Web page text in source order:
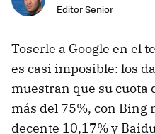
Editor Senior
Toserle a Google en el
es casi imposible: los
muestran que su cuota
más del 75%, con
decente 10,17% y